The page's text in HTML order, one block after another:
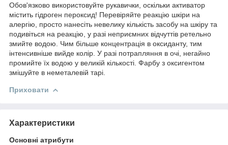
Обов'язково використовуйте рукавички, оскільки активатор
містить гідроген пероксид! Перевіряйте реакцію шкіри на
алергію, просто нанесіть невелику кількість засобу на шкіру та
подивіться на реакцію, у разі неприємних відчуттів ретельно
змийте водою. Чим більше концентрація в оксиданту, тим
інтенсивніше вийде колір. У разі потрапляння в очі, негайно
промийте їх водою у великій кількості. Фарбу з оксигентом
змішуйте в неметалевій тарі.
Приховати
Характеристики
Основні атрибути